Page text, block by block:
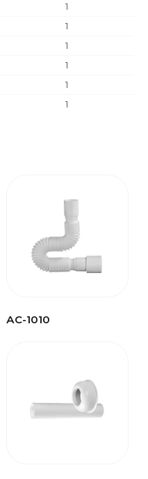
1
1
1
1
1
1
АС-1010